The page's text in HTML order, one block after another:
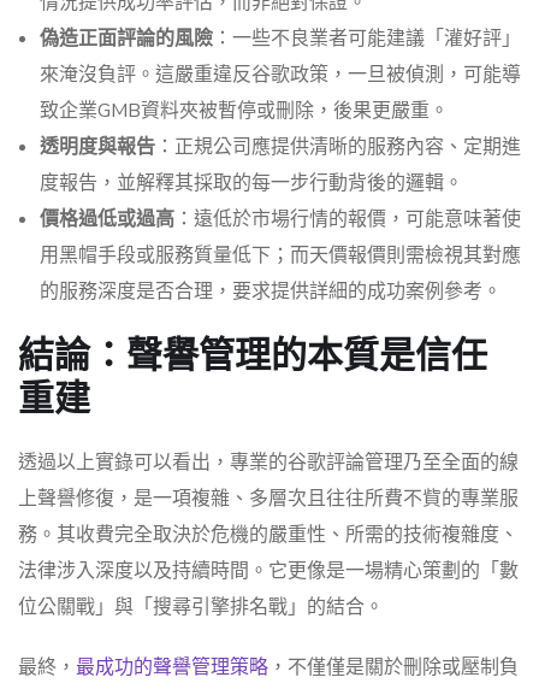
偽造正面評論的風險 ：一些不良業者可能建議「灌好評」
來淹沒負評。這嚴重違反谷歌政策，一旦被偵測，可能導
致企業GMB資料夾被暫停或刪除，後果更嚴重。
透明度與報告 ：正規公司應提供清晰的服務內容、定期進
度報告，並解釋其採取的每一步行動背後的邏輯。
價格過低或過高 ：遠低於市場行情的報價，可能意味著使
用黑帽手段或服務質量低下；而天價報價則需檢視其對應
的服務深度是否合理，要求提供詳細的成功案例參考。
結論：聲譽管理的本質是信任
重建
透過以上實錄可以看出，專業的谷歌評論管理乃至全面的線
上聲譽修復，是一項複雜、多層次且往往所費不貲的專業服
務。其收費完全取決於危機的嚴重性、所需的技術複雜度、
法律涉入深度以及持續時間。它更像是一場精心策劃的「數
位公關戰」與「搜尋引擎排名戰」的結合。
最終， 最成功的聲譽管理策略 ，不僅僅是關於刪除或壓制負